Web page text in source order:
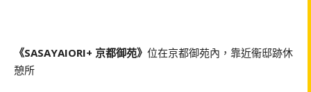
《SASAYAIORI+ 京都御苑》 位在京都御苑內，靠近衞邸跡休
憩所